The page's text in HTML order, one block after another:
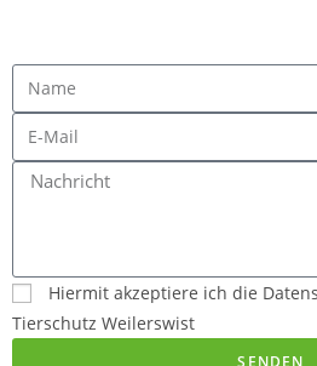
Hiermit akzeptiere ich die
Tierschutz Weilerswist
SENDEN